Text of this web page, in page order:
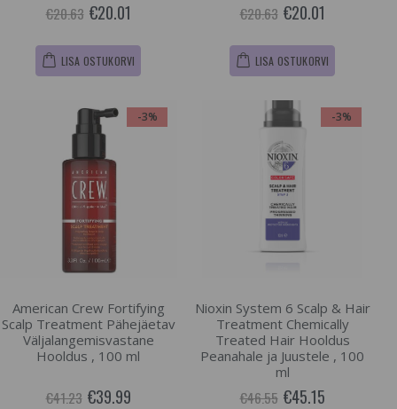
€20.63 €20.01
LISA OSTUKORVI
€20.63 €20.01
LISA OSTUKORVI
-3%
American Crew Fortifying
Scalp Treatment Pähejäetav
Väljalangemisvastane
Hooldus , 100 ml
€41.23 €39.99
-3%
Nioxin System 6 Scalp & Hair
Treatment Chemically
Treated Hair Hooldus
Peanahale ja Juustele , 100
ml
€46.55 €45.15